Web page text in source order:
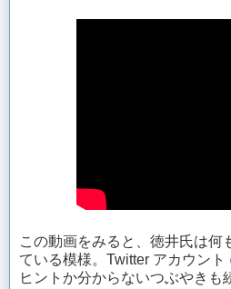
この動画をみると、徳井氏は何
ている模様。Twitter アカウント
ヒントか分からないつぶやきも